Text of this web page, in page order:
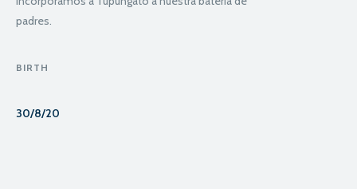
padres.
BIRTH
30/8/20